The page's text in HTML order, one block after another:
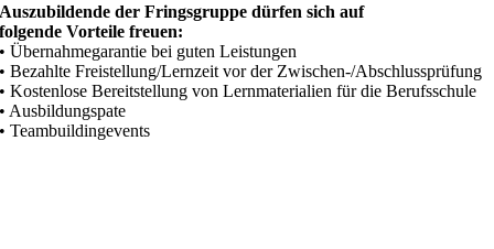
Auszubildende der Fringsgruppe dürfen sich auf
folgende Vorteile freuen:
• Übernahmegarantie bei guten Leistungen
• Bezahlte Freistellung/Lernzeit vor der Zwischen-/Abschlussprüfung
• Kostenlose Bereitstellung von Lernmaterialien für die Berufsschule
• Ausbildungspate
• Teambuildingevents